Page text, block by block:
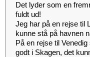
Det lyder som en
fuldt ud!
Jeg har på en rejse til
kunne stå på havnen
På en rejse til
godt i Skagen, det